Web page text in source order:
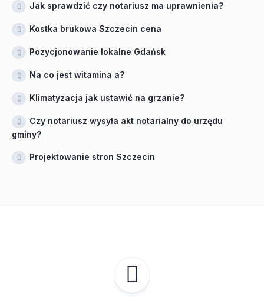
Jak sprawdzić czy notariusz ma uprawnienia?
Kostka brukowa Szczecin cena
Pozycjonowanie lokalne Gdańsk
Na co jest witamina a?
Klimatyzacja jak ustawić na grzanie?
Czy notariusz wysyła akt notarialny do urzędu
gminy?
Projektowanie stron Szczecin